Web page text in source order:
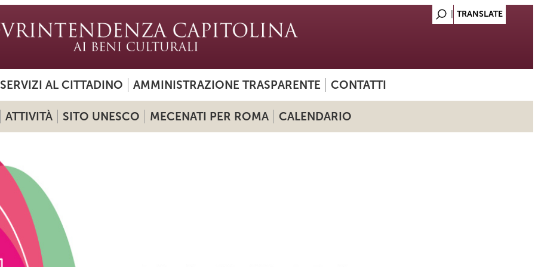
SERVIZI AL CITTADINO AMMINISTRAZIONE TRASPARENTE CONTATTI
ATTIVITÀ SITO UNESCO MECENATI PER ROMA CALENDARIO